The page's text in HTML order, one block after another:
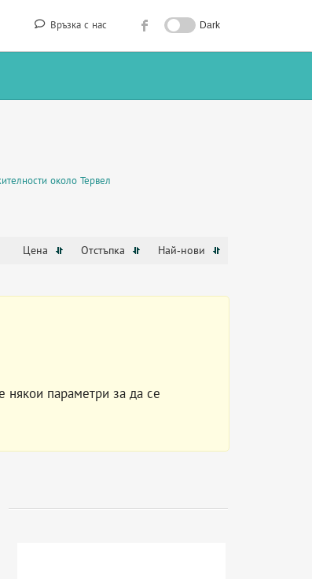
Връзка с нас Dark
около Тервел
Цена Отстъпка Най-нови
някои параметри за да се